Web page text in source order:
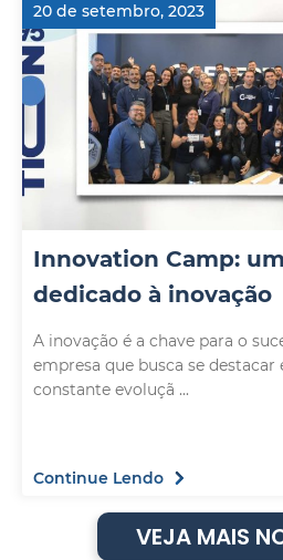
20 de setembro, 2023
Innovation Camp:
dedicado à inovação
A inovação é a chave para o
empresa que busca se
constante evoluçã ...
Continue Lendo
VEJA MAIS